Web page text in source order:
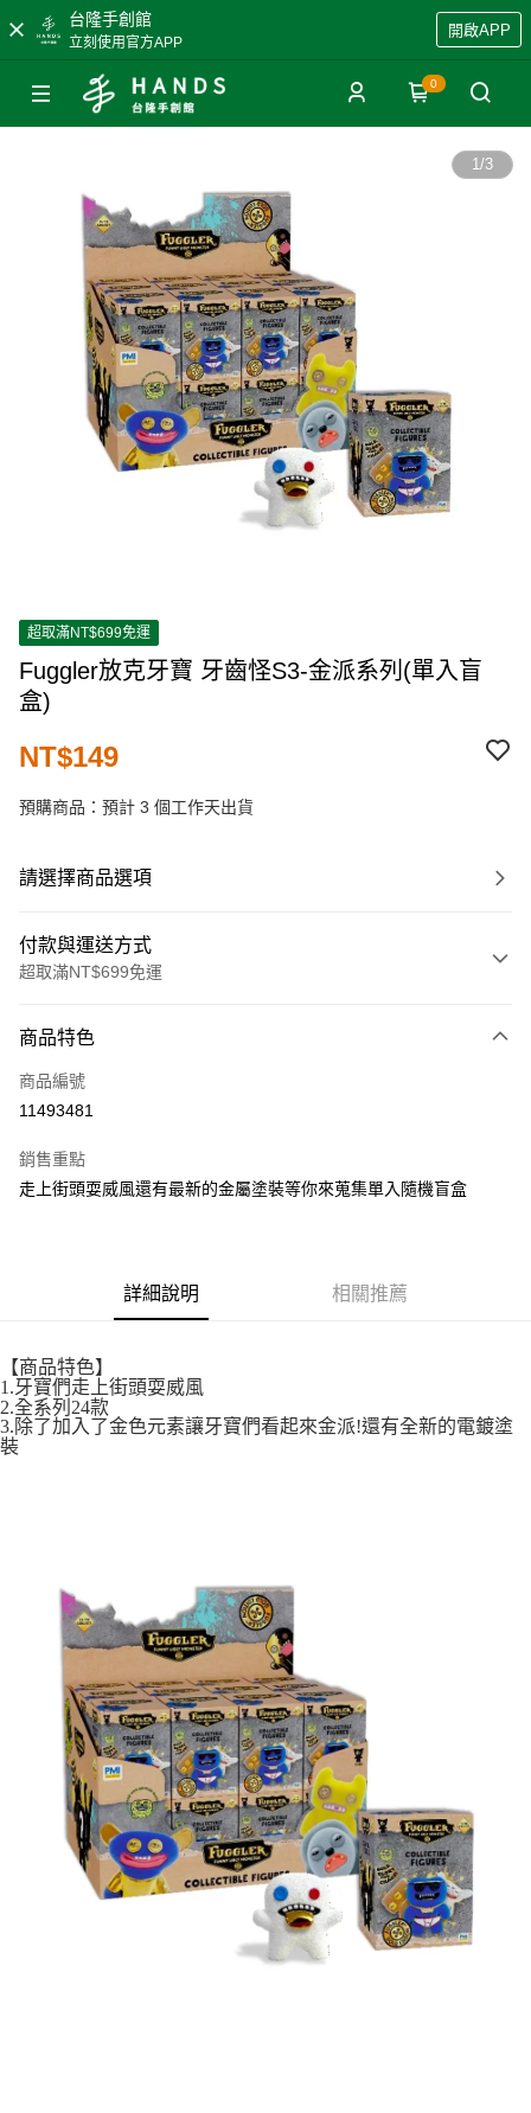
台隆手創館
立刻使用官方APP
開啟APP
0
1/3
超取滿NT$699免運
Fuggler放克牙寶 牙齒怪S3-金派系列(單入盲
盒)
NT$149
預購商品：預計 3 個工作天出貨
請選擇商品選項
付款與運送方式
超取滿NT$699免運
信用卡一次付款
超商取貨付款
街口支付
AFTEE先享後付
【關於「AFTEE先享後付」】
AFTEE先享後付是「在收到商品之後才付款」的支付方式。 讓您購物簡單
便利好安心！
１．簡單：不需註冊會員、不需綁卡、不需儲值。
２．訂單成立數日內，您將收到繳費通知簡訊。
３．收到繳費通知簡訊後14天內，點擊此簡訊中的連結，可透過四大超商／
ATM／網路銀行／等多元方式進行付款，方視為交易完成。
※ 請注意：結帳手續完成當下不需立刻繳費，但若您需要取消訂單，請聯絡
購買商品的店家。未經商家同意取消之訂單仍視為有效，需透過AFTEE先享
後付繳納相關費用。
※ 交易是否成功請以「AFTEE先享後付 」之結帳頁面顯示為準，若有關於
是否繳費成功／繳費後需取消欲退款等相關疑問，請聯繫「AFTEE先享後付
客戶支援中心」https://netprotections.freshdesk.com/support/home
【注意事項】
１．透過由恩沛科技股份有限公司提供之「AFTEE先享後付」服務完成之交
易，需依本服務之必要範圍內提供個人資料，並將交易相關給付款項請求債
權轉讓予恩沛科技股份有限公司。
２．關於個人資料處理事宜，請瀏覽以下網址：
https://aftee.tw/terms/#terms3
３．未成年的使用者請事先徵得法定代理人或監護人之同意方可使用
「AFTEE先享後付」，若未經同意申辦者引起之損失，本公司不負相關責
ATM付款
每筆NT$60，滿NT$699(含以上)免運費
7-11取貨付款
每筆NT$60，滿NT$699(含以上)免運費
付款後7-11取貨
每筆NT$60，滿NT$699(含以上)免運費
每筆NT$80，滿NT$1,000(含以上)免運費
商品特色
商品編號
11493481
銷售重點
走上街頭耍威風還有最新的金屬塗裝等你來蒐集單入隨機盲盒
詳細說明 相關推薦
【商品特色】
1.牙寶們走上街頭耍威風
2.全系列24款
3.除了加入了金色元素讓牙寶們看起來金派!還有全新的電鍍塗
裝